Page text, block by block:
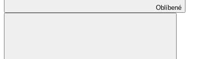
Oblíbené